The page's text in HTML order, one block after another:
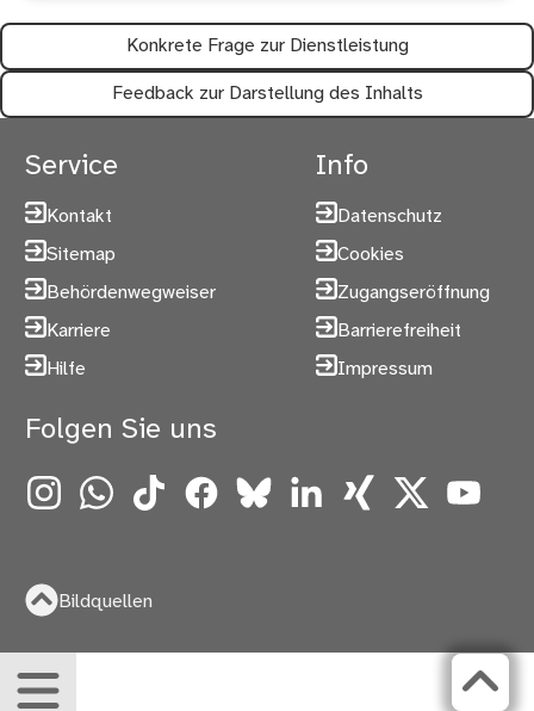
Konkrete Frage zur Dienstleistung
Feedback zur Darstellung des Inhalts
Service
Kontakt
Sitemap
Behördenwegweiser
Karriere
Hilfe
Info
Datenschutz
Cookies
Zugangseröffnung
Barrierefreiheit
Impressum
Folgen Sie uns
InstagramWhatsAppTikTokFacebookBlueskyLinkedInXing X YouTube
Bildquellen
Menü